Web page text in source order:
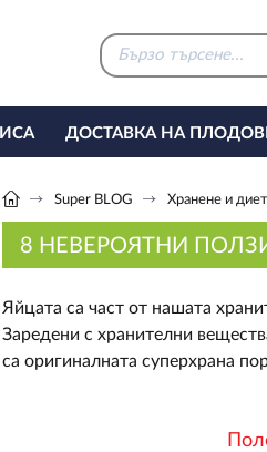
ДОСТАВКА НА
Super BLOG Хранене и
8 НЕВЕРОЯТНИ
Яйцата са част от нашата
Заредени с хранителни
са оригиналната суперхрана